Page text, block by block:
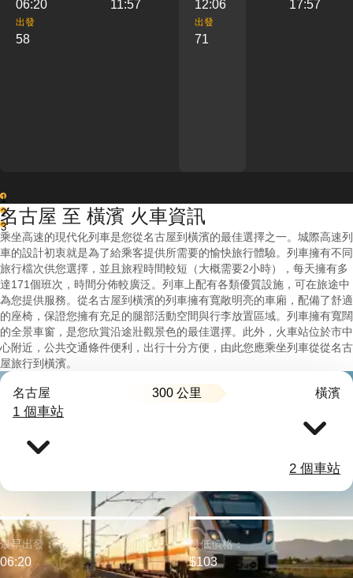
06:20 11:57
出發
58
12:06 17:57
出發
71
1
2
3
名古屋 至 橫濱 火車資訊
乘坐高速的現代化列車是您從名古屋到橫濱的最佳選擇之一。城際高速列
車的設計初衷就是為了給乘客提供所需要的愉快旅行體驗。列車擁有不同
旅行檔次供您選擇，並且旅程時間較短（大概需要2小時），每天擁有多
達171個班次，時間分佈較廣泛。列車上配有各類優質設施，可在旅途中
為您提供服務。從名古屋到橫濱的列車擁有寬敞明亮的車廂，配備了舒適
的座椅，保證您擁有充足的腿部活動空間與行李放置區域。列車擁有寬闊
的全景車窗，是您欣賞沿途壯觀景色的最佳選擇。此外，火車站位於市中
心附近，公共交通條件便利，出行十分方便，由此您應乘坐列車從從名古
屋旅行到橫濱。
名古屋 300 公里 橫濱
1 個車站
2 個車站
最早出發：
06:20
最低價格：
$103